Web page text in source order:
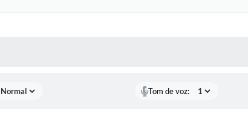
Tom de voz: